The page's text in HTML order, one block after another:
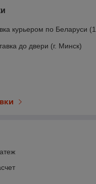
курьером по Беларуси
до двери (г. Минск)